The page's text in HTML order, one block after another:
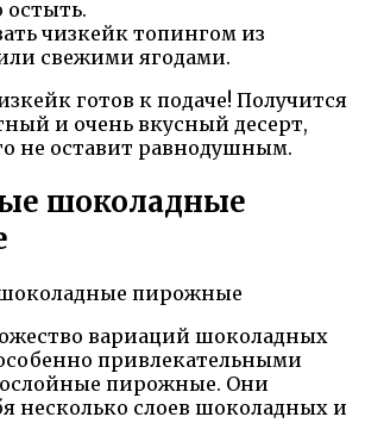
остыть.
чизкейк топингом из
свежими ягодами.
готов к подаче! Получится
и очень вкусный десерт,
не оставит равнодушным.
шоколадные
вариаций шоколадных
привлекательными
пирожные. Они
несколько слоев шоколадных и